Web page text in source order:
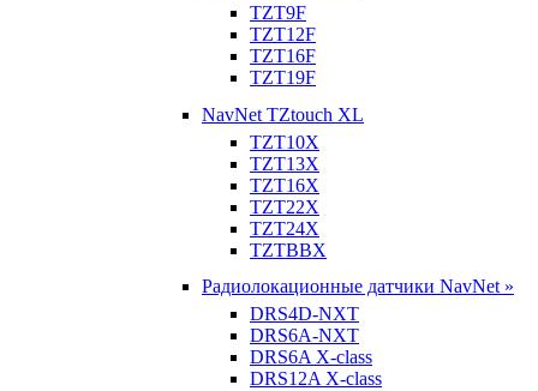
TZT9F
TZT12F
TZT16F
TZT19F
NavNet TZtouch XL
TZT10X
TZT13X
TZT16X
TZT22X
TZT24X
TZTBBX
Радиолокационные датчики NavNet »
DRS4D-NXT
DRS6A-NXT
DRS6A X-class
DRS12A X-class